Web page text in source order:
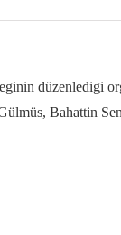
düzenledigi
Bahattin